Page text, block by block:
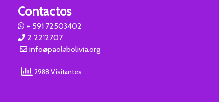
Contactos
+ 591 72503402
2 2212707
info@paolabolivia.org
2988 Visitantes